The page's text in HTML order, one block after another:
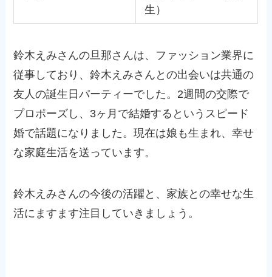
生）
鈴木えみさんの旦那さんは、ファッション業界に
従事しており、鈴木えみさんとの出会いは共通の
友人の誕生日パーティーでした。2週間の交際で
プロポーズし、3ヶ月で結婚するというスピード
婚で話題になりました。現在は娘も生まれ、幸せ
な家庭生活を送っています。
鈴木えみさんの今後の活躍と、家族との幸せな生
活にますます注目していきましょう。